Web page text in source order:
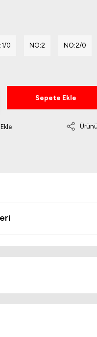
0 NO:2 NO:2/0
Sepete Ekle